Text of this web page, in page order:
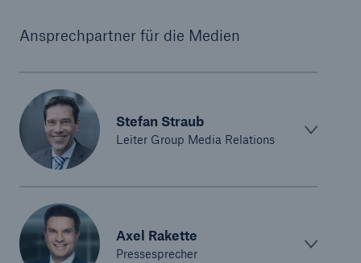
Ansprechpartner für die Medien
Stefan Straub
Leiter Group Media Relations
Axel Rakette
Pressesprecher
Fakten
CLARA reduziert die Wartezeit bis zur
Leistungsentscheidung in der BU-